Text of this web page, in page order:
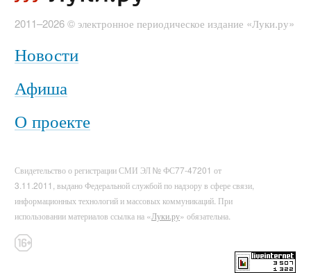
2011–2026 © электронное периодическое издание «Луки.ру»
Новости
Афиша
О проекте
Свидетельство о регистрации СМИ ЭЛ № ФС77-47201 от
3.11.2011, выдано Федеральной службой по надзору в сфере связи,
информационных технологий и массовых коммуникаций. При
использовании материалов ссылка на «Луки.ру» обязательна.